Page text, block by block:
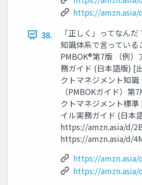
https://amzn.asia/
38.
「正しく」ってなん
知識体系で言っている
PMBOK®第7版 （例）
務ガイド (日本語版) [
クトマネジメント知識
（PMBOKガイド）第
クトマネジメント標準
イル実務ガイド (日本
https://amzn.asia/d/
https://amzn.asia/d/
https://amzn.asia/
https://amzn.asia/